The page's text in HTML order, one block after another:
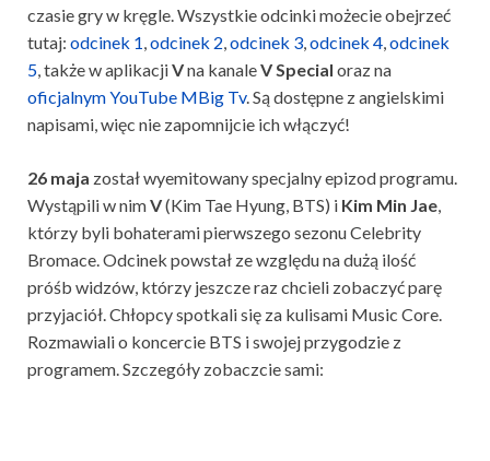
czasie gry w kręgle. Wszystkie odcinki możecie obejrzeć
tutaj: odcinek 1,odcinek 2,odcinek 3,odcinek 4,odcinek
5, także w aplikacjiVna kanaleV Special oraz na
oficjalnym YouTube MBig Tv. Są dostępne z angielskimi
napisami, więc nie zapomnijcie ich włączyć!
26 maja został wyemitowany specjalny epizod programu.
Wystąpili w nimV(Kim Tae Hyung, BTS) i Kim Min Jae,
którzy byli bohaterami pierwszego sezonu Celebrity
Bromace. Odcinek powstał ze względu na dużą ilość
próśb widzów, którzy jeszcze raz chcieli zobaczyć parę
przyjaciół. Chłopcy spotkali się za kulisami Music Core.
Rozmawiali o koncercie BTS i swojej przygodzie z
programem. Szczegóły zobaczcie sami: